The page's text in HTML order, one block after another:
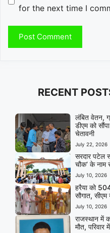
for the next time I
RECENT
लंबित वेतन,
डीएम को
चेतावनी
July 22, 2026
सरदार पटेल
चौक’ के नाम
July 10, 2026
हरैया को
सौगात, सीएम
July 10, 2026
राजस्थान में
मौत, परिवार